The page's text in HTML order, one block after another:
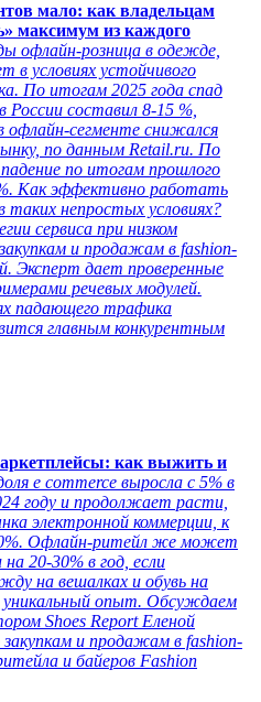
мало: как владельцам
максимум из каждого
офлайн-розница в одежде,
в условиях устойчивого
По итогам 2025 года спад
составил 8-15 %,
офлайн-сегменте снижался
по данным Retail.ru. По
по итогам прошлого
Как эффективно работать
непростых условиях?
сервиса при низком
и продажам в fashion-
Эксперт дает проверенные
речевых модулей.
падающего трафика
главным конкурентным
как выжить и
e commerce выросла с 5% в
году и продолжает расти,
электронной коммерции, к
Офлайн-ритейл же может
20-30% в год, если
на вешалках и обувь на
уникальный опыт. Обсуждаем
Shoes Report Еленой
и продажам в fashion-
и байеров Fashion